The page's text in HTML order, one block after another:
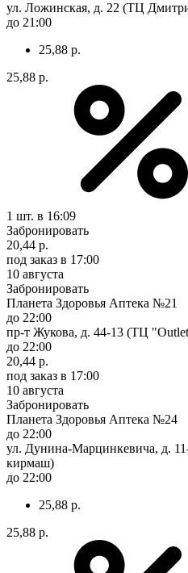
ул. Ложинская, д. 22 (ТЦ
до 21:00
25,88 р.
25,88 р.
1 шт. в 16:09
Забронировать
20,44 р.
под заказ в 17:00
10 августа
Забронировать
Планета Здоровья Аптека №21
до 22:00
пр-т Жукова, д. 44-13 (ТЦ
до 22:00
20,44 р.
под заказ в 17:00
10 августа
Забронировать
Планета Здоровья Аптека №24
до 22:00
ул. Дунина-Марцинкевича, д.
кирмаш)
до 22:00
25,88 р.
25,88 р.